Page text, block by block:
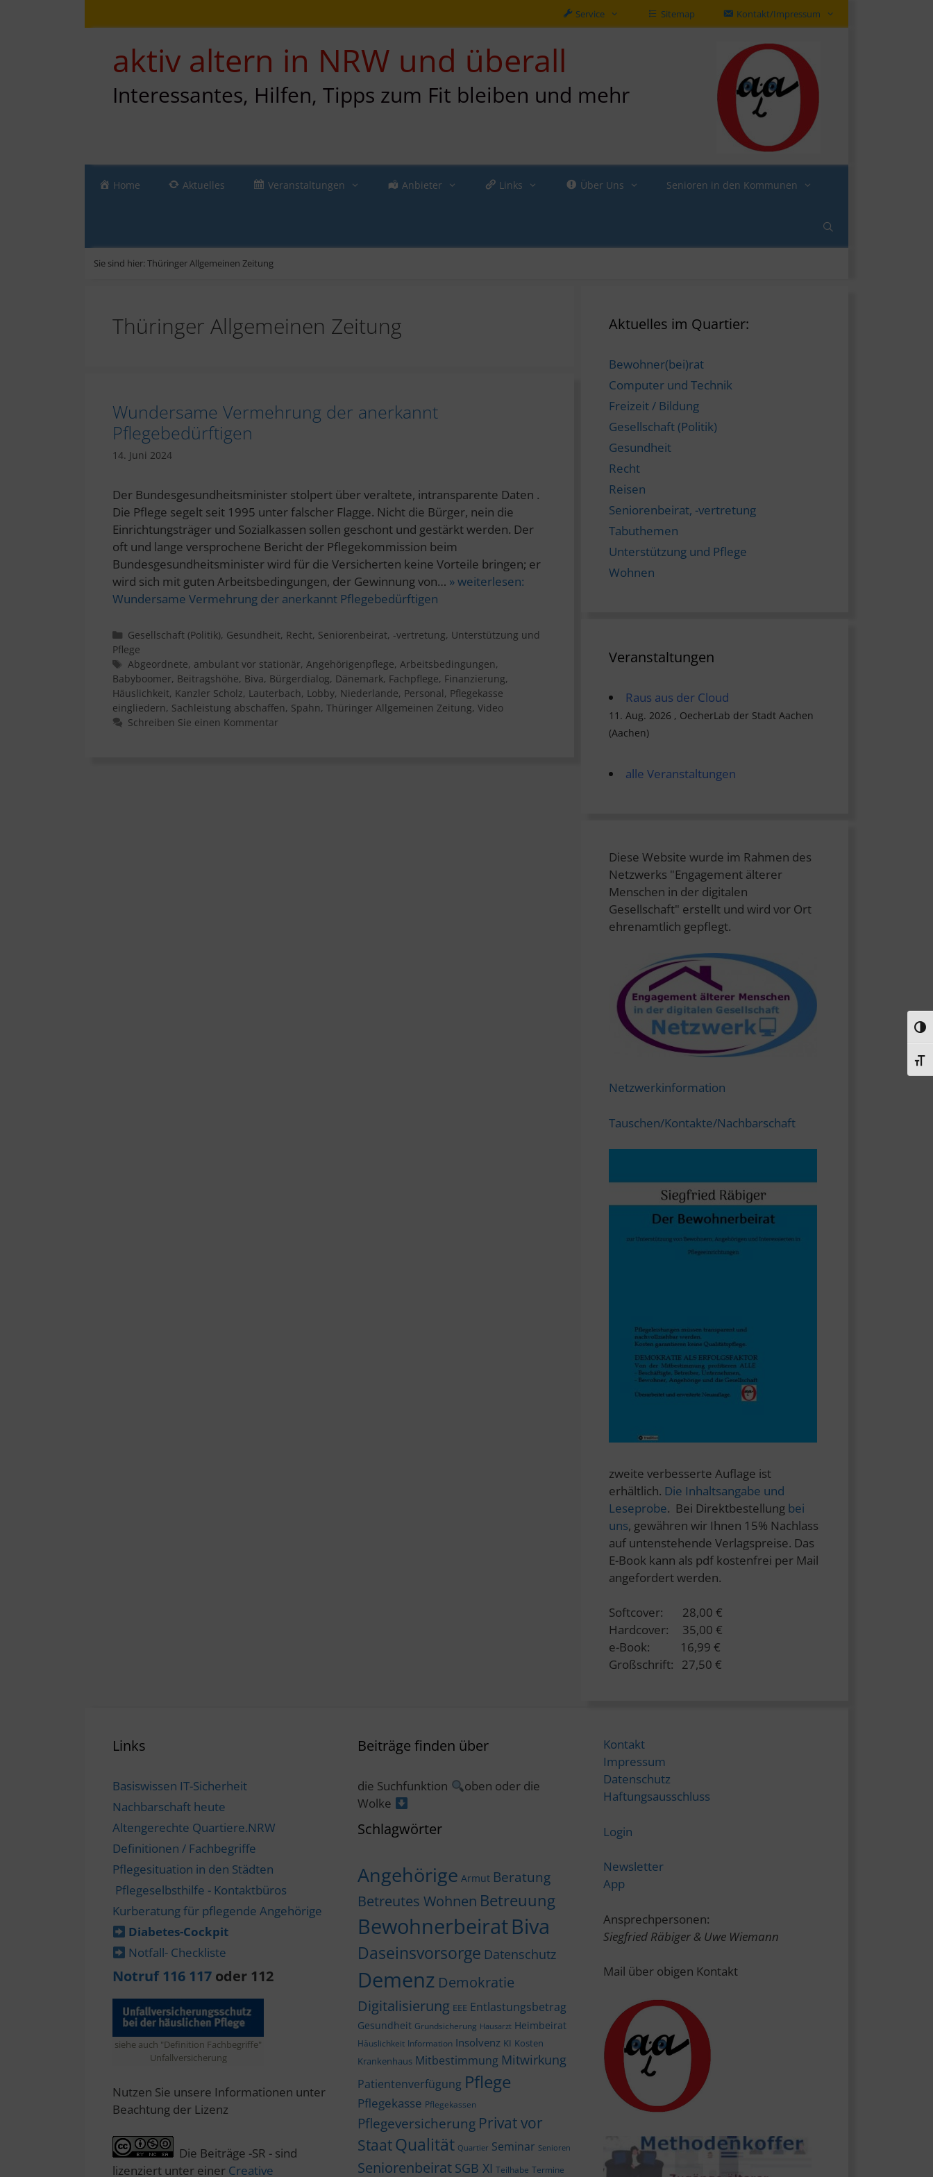
Service Sitemap Kontakt/Impressum
aktiv altern in NRW und überall
Interessantes, Hilfen, Tipps zum Fit bleiben und mehr
Home Aktuelles Veranstaltungen Anbieter Links Über Uns Senioren in den Kommunen
Sie sind hier: Thüringer Allgemeinen Zeitung
Thüringer Allgemeinen Zeitung
Wundersame Vermehrung der anerkannt
Pflegebedürftigen
14. Juni 2024
Der Bundesgesundheitsminister stolpert über veraltete, intransparente Daten .
Die Pflege segelt seit 1995 unter falscher Flagge. Nicht die Bürger, nein die
Einrichtungsträger und Sozialkassen sollen geschont und gestärkt werden. Der
oft und lange versprochene Bericht der Pflegekommission beim
Bundesgesundheitsminister wird für die Versicherten keine Vorteile bringen; er
wird sich mit guten Arbeitsbedingungen, der Gewinnung von… » weiterlesen:
Wundersame Vermehrung der anerkannt Pflegebedürftigen
Kategorien
Gesellschaft (Politik), Gesundheit, Recht, Seniorenbeirat, -vertretung, Unterstützung und
Pflege
Schlagwörter
Abgeordnete, ambulant vor stationär, Angehörigenpflege, Arbeitsbedingungen,
Babyboomer, Beitragshöhe, Biva, Bürgerdialog, Dänemark, Fachpflege, Finanzierung,
Häuslichkeit, Kanzler Scholz, Lauterbach, Lobby, Niederlande, Personal, Pflegekasse
eingliedern, Sachleistung abschaffen, Spahn, Thüringer Allgemeinen Zeitung, Video
Schreiben Sie einen Kommentar
Aktuelles im Quartier:
Bewohner(bei)rat
Computer und Technik
Freizeit / Bildung
Gesellschaft (Politik)
Gesundheit
Recht
Reisen
Seniorenbeirat, -vertretung
Tabuthemen
Unterstützung und Pflege
Wohnen
Veranstaltungen
Raus aus der Cloud
11. Aug. 2026 , OecherLab der Stadt Aachen
(Aachen)
alle Veranstaltungen
Diese Website wurde im Rahmen des
Netzwerks "Engagement älterer
Menschen in der digitalen
Gesellschaft" erstellt und wird vor Ort
ehrenamtlich gepflegt.
Netzwerkinformation
Tauschen/Kontakte/Nachbarschaft
zweite verbesserte Auflage ist
erhältlich. Die Inhaltsangabe und
Leseprobe. Bei Direktbestellung bei
uns, gewähren wir Ihnen 15% Nachlass
auf untenstehende Verlagspreise. Das
E-Book kann als pdf kostenfrei per Mail
angefordert werden.
Softcover: 28,00 €
Hardcover: 35,00 €
e-Book: 16,99 €
Großschrift: 27,50 €
Links
Basiswissen IT-Sicherheit
Nachbarschaft heute
Altengerechte Quartiere.NRW
Definitionen / Fachbegriffe
Pflegesituation in den Städten
Pflegeselbsthilfe - Kontaktbüros
Kurberatung für pflegende Angehörige
Diabetes-​Cockpit
Notfall- Checkliste
Notruf 116 117 oder 112
siehe auch "Definition Fachbegriffe"
Unfallversicherung
Nutzen Sie unsere Informationen unter
Beachtung der Lizenz
Die Beiträge -SR - sind
lizenziert unter einer Creative
Beiträge finden über
die Suchfunktion
oben oder die
Wolke
Schlagwörter
Angehörige Armut Beratung
Betreutes Wohnen Betreuung
BewohnerbeiratBiva
Daseinsvorsorge Datenschutz
Demenz Demokratie
Digitalisierung EEE Entlastungsbetrag
Gesundheit Grundsicherung Hausarzt Heimbeirat
Häuslichkeit Information Insolvenz KI Kosten
Krankenhaus Mitbestimmung Mitwirkung
Patientenverfügung Pflege
Pflegekasse Pflegekassen
Pflegeversicherung Privat vor
StaatQualität Quartier Seminar Senioren
Seniorenbeirat SGB XI Teilhabe Termine
Kontakt
Impressum
Datenschutz
Haftungsausschluss
Login
Newsletter
App
Ansprechpersonen:
Siegfried Räbiger & Uwe Wiemann
Mail über obigen Kontakt